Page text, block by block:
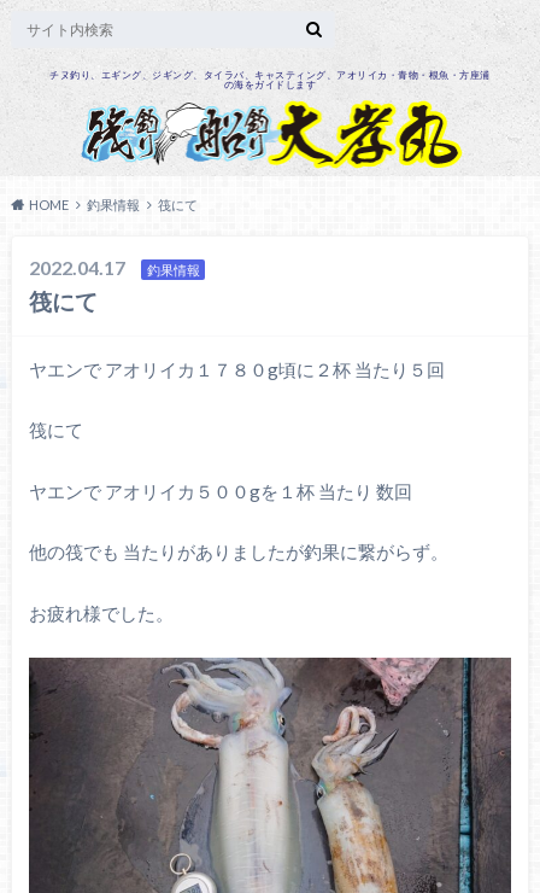
チヌ釣り、エギング、ジギング、タイラバ、キャスティング、アオリイカ・青物・根魚・方座浦
の海をガイドします
HOME 釣果情報 筏にて
2022.04.17 釣果情報
筏にて
ヤエンで アオリイカ１７８０g頃に２杯 当たり５回
筏にて
ヤエンで アオリイカ５００gを１杯 当たり 数回
他の筏でも 当たりがありましたが釣果に繋がらず。
お疲れ様でした。